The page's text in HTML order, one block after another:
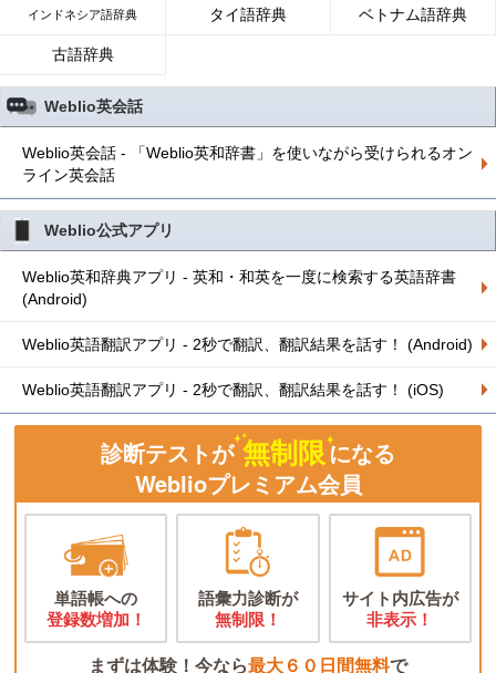
インドネシア語辞典 タイ語辞典 ベトナム語辞典
古語辞典
Weblio英会話
Weblio英会話 - 「Weblio英和辞書」を使いながら受けられるオン
ライン英会話
Weblio公式アプリ
Weblio英和辞典アプリ - 英和・和英を一度に検索する英語辞書
(Android)
Weblio英語翻訳アプリ - 2秒で翻訳、翻訳結果を話す！ (Android)
Weblio英語翻訳アプリ - 2秒で翻訳、翻訳結果を話す！ (iOS)
診断テストが 無制限になる
Weblioプレミアム会員
単語帳への
登録数増加！
語彙力診断が
無制限！
サイト内広告が
非表示！
まずは体験！今なら最大６０日間無料で